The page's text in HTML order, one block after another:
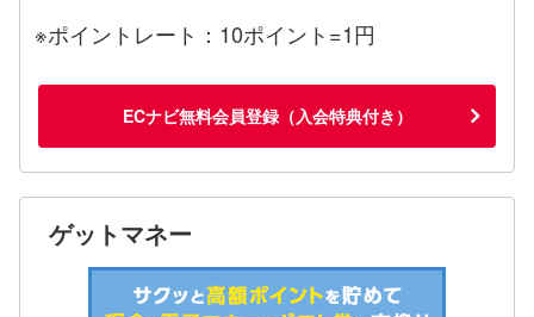
※ポイントレート：10ポイント=1円
ECナビ無料会員登録（入会特典付き）
ゲットマネー